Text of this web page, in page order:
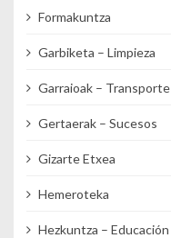
Formakuntza
Garbiketa – Limpieza
Garraioak – Transporte
Gertaerak – Sucesos
Gizarte Etxea
Hemeroteka
Hezkuntza – Educación